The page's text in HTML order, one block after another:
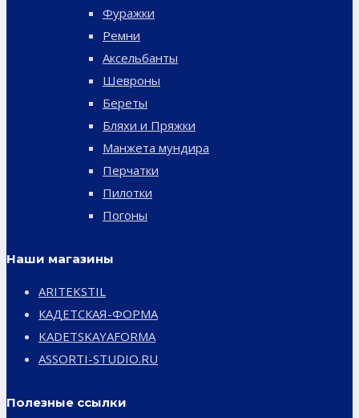
Фуражки
Ремни
Аксельбанты
Шевроны
Береты
Бляхи и Пряжки
Манжета мундира
Перчатки
Пилотки
Погоны
Наши магазины
ARITEKSTIL
КАДЕТСКАЯ-ФОРМА
KADETSKAYAFORMA
ASSORTI-STUDIO.RU
Полезные ссылки